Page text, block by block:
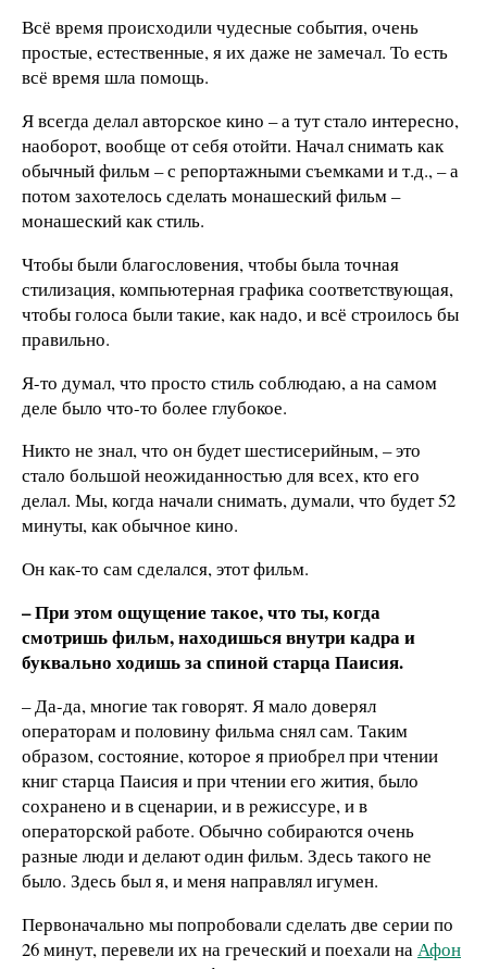
Всё время происходили чудесные события, очень
простые, естественные, я их даже не замечал. То есть
всё время шла помощь.
Я всегда делал авторское кино – а тут стало интересно,
наоборот, вообще от себя отойти. Начал снимать как
обычный фильм – с репортажными съемками и т.д., – а
потом захотелось сделать монашеский фильм –
монашеский как стиль.
Чтобы были благословения, чтобы была точная
стилизация, компьютерная графика соответствующая,
чтобы голоса были такие, как надо, и всё строилось бы
правильно.
Я-то думал, что просто стиль соблюдаю, а на самом
деле было что-то более глубокое.
Никто не знал, что он будет шестисерийным, – это
стало большой неожиданностью для всех, кто его
делал. Мы, когда начали снимать, думали, что будет 52
минуты, как обычное кино.
Он как-то сам сделался, этот фильм.
– При этом ощущение такое, что ты, когда
смотришь фильм, находишься внутри кадра и
буквально ходишь за спиной старца Паисия.
– Да-да, многие так говорят. Я мало доверял
операторам и половину фильма снял сам. Таким
образом, состояние, которое я приобрел при чтении
книг старца Паисия и при чтении его жития, было
сохранено и в сценарии, и в режиссуре, и в
операторской работе. Обычно собираются очень
разные люди и делают один фильм. Здесь такого не
было. Здесь был я, и меня направлял игумен.
Первоначально мы попробовали сделать две серии по
26 минут, перевели их на греческий и поехали на Афон